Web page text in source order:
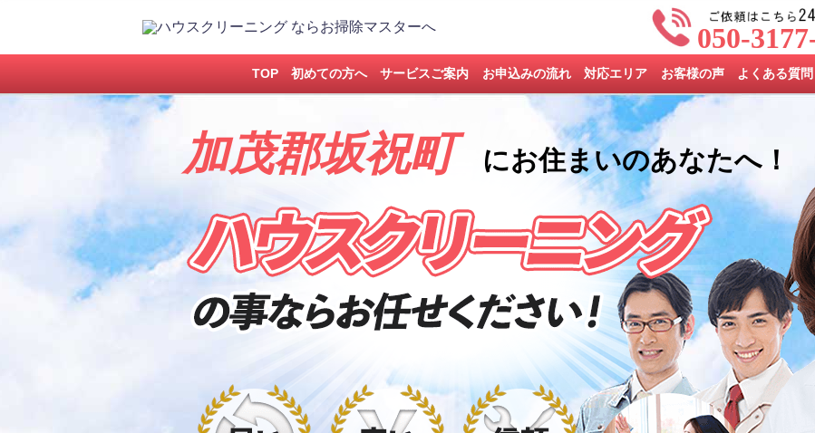
050-
TOP 初めての方へ サービスご案内 お申込みの流れ 対応エリア お客様の声 よくある質問
加茂郡坂祝町 にお住まいのあなたへ！